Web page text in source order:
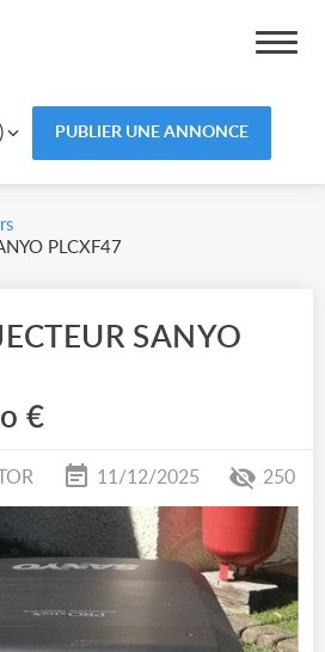
PUBLIER UNE ANNONCE
PLCXF47
SANYO
€
11/12/2025 250